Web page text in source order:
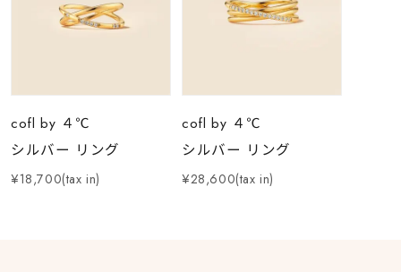
cofl by ４℃
シルバー リング
¥18,700(tax in)
cofl by ４℃
シルバー リング
¥28,600(tax in)